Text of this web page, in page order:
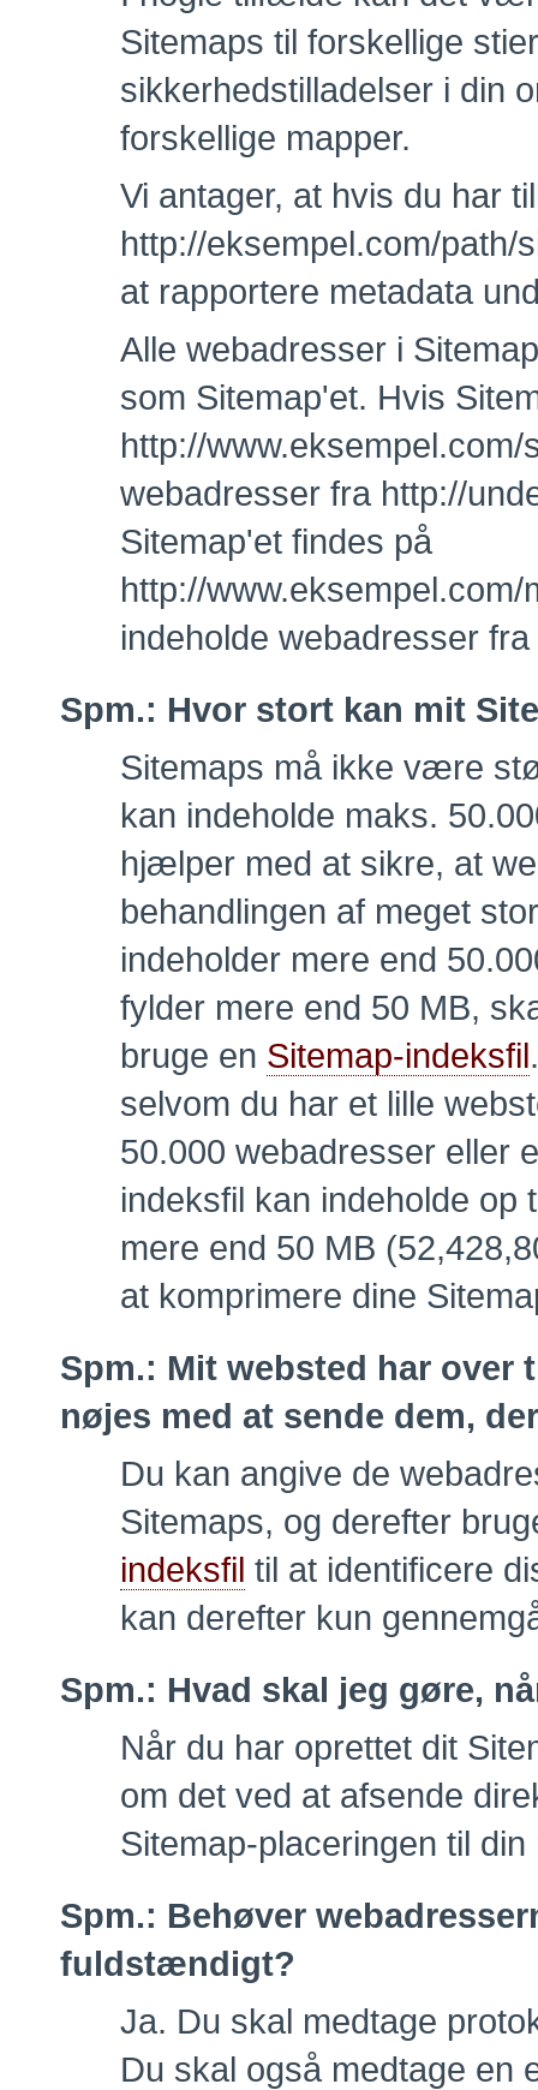
Sitemaps til forskellige
sikkerhedstilladelser i din
forskellige mapper.
Vi antager, at hvis du har
http://eksempel.com/path/
at rapportere metadata
Alle webadresser i
som Sitemap'et. Hvis
http://
webadresser fra http://
Sitemap'et findes på
http://
indeholde webadresser
Spm.: Hvor stort kan mit
Sitemaps må ikke være
kan indeholde maks.
hjælper med at sikre, at
behandlingen af meget
indeholder mere end
fylder mere end 50 MB,
bruge en Sitemap-indeksfil
selvom du har et lille
50.000 webadresser eller
indeksfil kan indeholde op
mere end 50 MB
at komprimere dine
Spm.: Mit websted har over
nøjes med at sende dem,
Du kan angive de
Sitemaps, og derefter
indeksfil til at identificere
kan derefter kun
Spm.: Hvad skal jeg gøre,
Når du har oprettet dit
om det ved at afsende
Sitemap-placeringen til
Spm.: Behøver
fuldstændigt?
Ja. Du skal medtage
Du skal også medtage en